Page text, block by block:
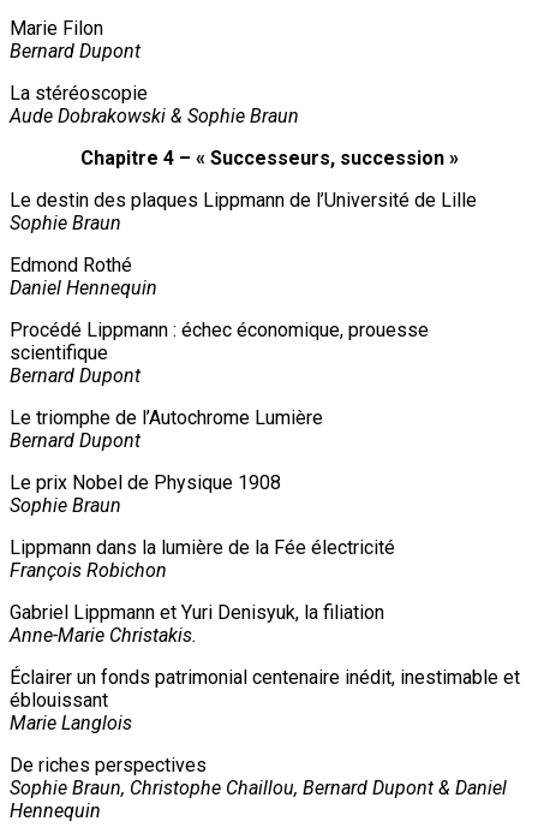
Marie Filon
Bernard Dupont
La stéréoscopie
Aude Dobrakowski & Sophie Braun
Chapitre 4 – « Successeurs, succession »
Le destin des plaques Lippmann de l’Université de Lille
Sophie Braun
Edmond Rothé
Daniel Hennequin
Procédé Lippmann : échec économique, prouesse
scientifique
Bernard Dupont
Le triomphe de l’Autochrome Lumière
Bernard Dupont
Le prix Nobel de Physique 1908
Sophie Braun
Lippmann dans la lumière de la Fée électricité
François Robichon
Gabriel Lippmann et Yuri Denisyuk, la filiation
Anne-Marie Christakis.
Éclairer un fonds patrimonial centenaire inédit, inestimable et
éblouissant
Marie Langlois
De riches perspectives
Sophie Braun, Christophe Chaillou, Bernard Dupont & Daniel
Hennequin